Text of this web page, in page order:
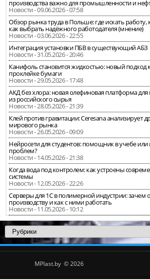
производства важно для промышленности и
Новости - 09.06.2026 - 07:58
Обзор рынка труда в Польше: где искать работу,
как выбрать надёжного работодателя (мнение)
Новости - 03.06.2026 - 22:55
Интеграция установки ПБВ в существующий АБЗ
Новости - 31.05.2026 - 20:46
Канифоль становится жидкостью: новый подход
проклейке бумаги
Новости - 29.05.2026 - 17:48
АКД без хлора: новая олефиновая платформа
из российского сырья
Новости - 28.05.2026 - 21:39
Клей против гравитации: Ceresana анализирует
мирового рынка
Новости - 26.05.2026 - 09:09
Нейросети для студентов: помощник в учебе
проблем?
Новости - 14.05.2026 - 21:38
Когда вода под контролем: как устроены
системы
Новости - 12.05.2026 - 22:26
Серверы для 1С в полимерной индустрии: зачем
производству и как с ними работать
Новости - 11.05.2026 - 10:12
MPlast.by © 2026